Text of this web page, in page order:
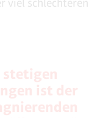
viel schlechteren